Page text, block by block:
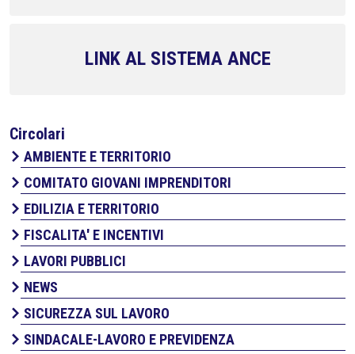
LINK AL SISTEMA ANCE
Circolari
AMBIENTE E TERRITORIO
COMITATO GIOVANI IMPRENDITORI
EDILIZIA E TERRITORIO
FISCALITA' E INCENTIVI
LAVORI PUBBLICI
NEWS
SICUREZZA SUL LAVORO
SINDACALE-LAVORO E PREVIDENZA